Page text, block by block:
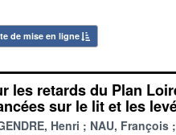
de mise en ligne
les retards du Plan
sur le lit et les
Henri NAU, François